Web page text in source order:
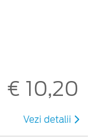
€ 10,20
Vezi detalii